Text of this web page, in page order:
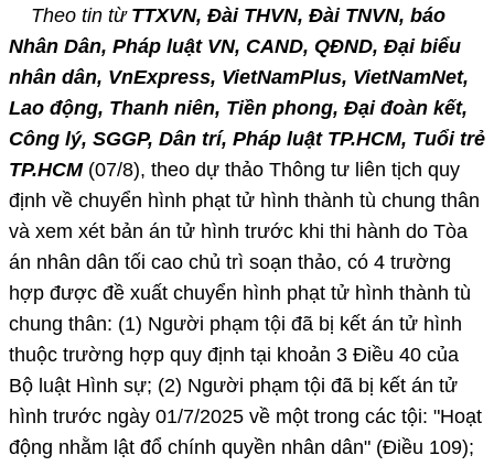
Theo tin từ TTXVN, Đài THVN, Đài TNVN, báo
Nhân Dân, Pháp luật VN, CAND, QĐND, Đại biểu
nhân dân, VnExpress, VietNamPlus, VietNamNet,
Lao động, Thanh niên, Tiền phong, Đại đoàn kết,
Công lý, SGGP, Dân trí, Pháp luật TP.HCM, Tuổi trẻ
TP.HCM(07/8), theo dự thảo Thông tư liên tịch quy
định về chuyển hình phạt tử hình thành tù chung thân
và xem xét bản án tử hình trước khi thi hành do Tòa
án nhân dân tối cao chủ trì soạn thảo, có 4 trường
hợp được đề xuất chuyển hình phạt tử hình thành tù
chung thân: (1) Người phạm tội đã bị kết án tử hình
thuộc trường hợp quy định tại khoản 3 Điều 40 của
Bộ luật Hình sự; (2) Người phạm tội đã bị kết án tử
hình trước ngày 01/7/2025 về một trong các tội: "Hoạt
động nhằm lật đổ chính quyền nhân dân" (Điều 109);